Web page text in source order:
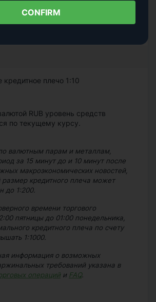
1:2
плечо 1:10
RUB уровень средств
по текущему курсу.
валютным парам и металлам,
за 15 минут до и 10 минут после
макроэкономических новостей,
кредитного плеча может
до 1:200.
времени торгового
пятницы до 01:00 понедельника,
кредитного плеча по счету
1:1000.
информация о возможных
требований указана в
операций и FAQ.
CONFIRM